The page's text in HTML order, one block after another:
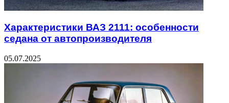
Характеристики ВАЗ 2111: особенности
седана от автопроизводителя
05.07.2025